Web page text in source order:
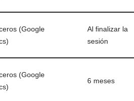
(Google
Al finalizar la
sesión
(Google
6 meses